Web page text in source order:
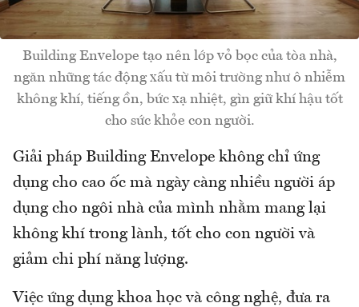
Building Envelope tạo nên lớp vỏ bọc của tòa nhà,
ngăn những tác động xấu từ môi trường như ô nhiễm
không khí, tiếng ồn, bức xạ nhiệt, gìn giữ khí hậu tốt
cho sức khỏe con người.
Giải pháp Building Envelope không chỉ ứng
dụng cho cao ốc mà ngày càng nhiều người áp
dụng cho ngôi nhà của mình nhằm mang lại
không khí trong lành, tốt cho con người và
giảm chi phí năng lượng.
Việc ứng dụng khoa học và công nghệ, đưa ra